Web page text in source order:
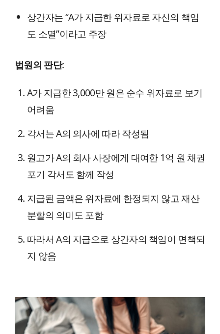
상간자는 “A가 지급한 위자료로 자신의 책임
도 소멸”이라고 주장
법원의 판단:
A가 지급한 3,000만 원은 순수 위자료로 보기
어려움
각서는 A의 의사에 따라 작성됨
원고가 A의 회사 사장에게 대여한 1억 원 채권
포기 각서도 함께 작성
지급된 금액은 위자료에 한정되지 않고 재산
분할의 의미도 포함
따라서 A의 지급으로 상간자의 책임이 면책되
지 않음